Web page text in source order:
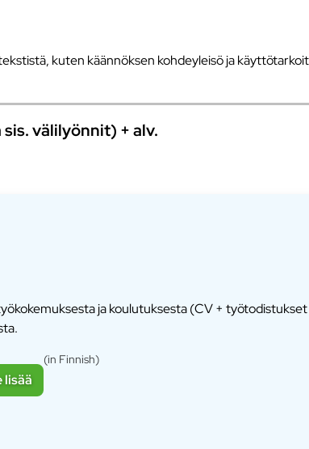
kuten käännöksen kohdeyleisö ja
välilyönnit) + alv.
ja koulutuksesta (CV +
lisää
(in Finnish)